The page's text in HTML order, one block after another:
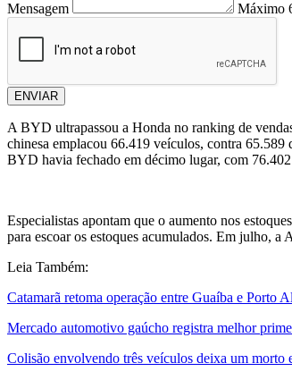
Mensagem Máximo
ENVIAR
A BYD ultrapassou a Honda no ranking de
chinesa emplacou 66.419 veículos, contra
BYD havia fechado em décimo lugar, com
Especialistas apontam que o aumento nos
para escoar os estoques acumulados. Em julho,
Leia Também:
Catamarã retoma operação entre Guaíba e Porto
Mercado automotivo gaúcho registra melhor
Colisão envolvendo três veículos deixa um morto